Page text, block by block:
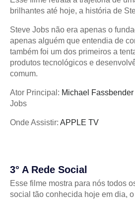
brilhantes até hoje, a história de
Steve Jobs não era apenas o
apenas alguém que entendia de
também foi um dos primeiros a
produtos tecnológicos e
comum.
Ator Principal: Michael Fassbender
Jobs
Onde Assistir: APPLE TV
3° A Rede Social
Esse filme mostra para nós todos
social tão conhecida hoje em dia,